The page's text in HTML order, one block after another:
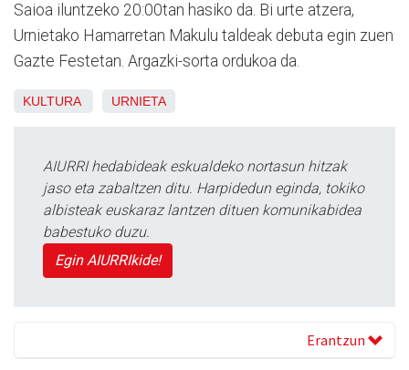
Saioa iluntzeko 20:00tan hasiko da. Bi urte atzera,
Urnietako Hamarretan Makulu taldeak debuta egin zuen
Gazte Festetan. Argazki-sorta ordukoa da.
KULTURA URNIETA
AIURRI hedabideak eskualdeko nortasun hitzak
jaso eta zabaltzen ditu. Harpidedun eginda, tokiko
albisteak euskaraz lantzen dituen komunikabidea
babestuko duzu.
Egin AIURRIkide!
Erantzun